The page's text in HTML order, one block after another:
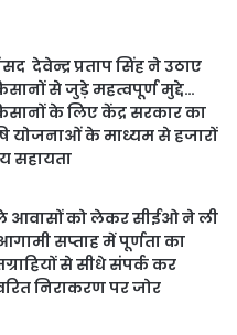
देवेन्द्र प्रताप सिंह ने उठाए
से जुड़े महत्वपूर्ण मुद्दे…
के लिए केंद्र सरकार का
योजनाओं के माध्यम से हजारों
सहायता
आवासों को लेकर सीईओ ने ली
सप्ताह में पूर्णता का
से सीधे संपर्क कर
निराकरण पर जोर